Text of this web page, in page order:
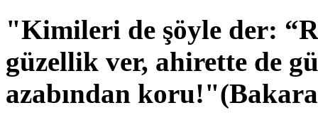
"Kimileri de şöyle der:
güzellik ver, ahirette de
azabından koru